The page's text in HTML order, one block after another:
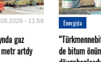
- 11:59
gaz
artdy
Energiýa
de bitum